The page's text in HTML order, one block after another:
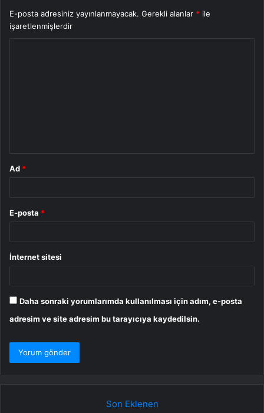
E-posta adresiniz yayınlanmayacak. Gerekli alanlar * ile
işaretlenmişlerdir
Ad *
E-posta *
İnternet sitesi
Daha sonraki yorumlarımda kullanılması için adım, e-posta
adresim ve site adresim bu tarayıcıya kaydedilsin.
Son Eklenen